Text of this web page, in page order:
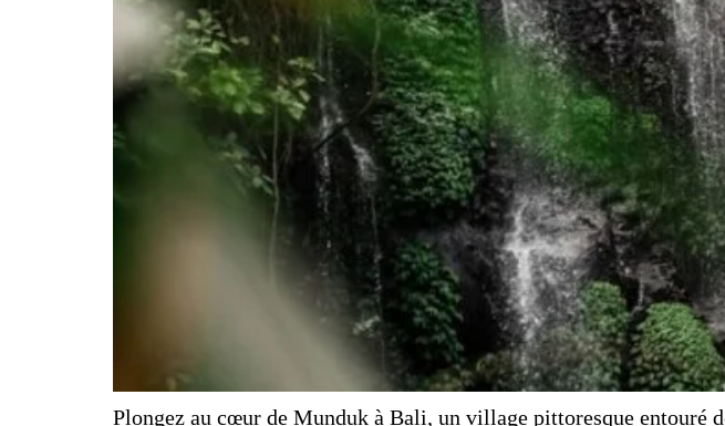
Plongez au cœur de Munduk à Bali, un village pittoresque entouré